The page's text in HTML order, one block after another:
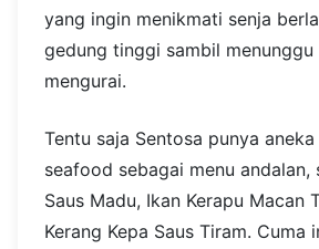
yang ingin menikmati senja
gedung tinggi sambil menunggu
mengurai.
Tentu saja Sentosa punya
seafood sebagai menu andalan,
Saus Madu, Ikan Kerapu Macan
Kerang Kepa Saus Tiram. Cuma